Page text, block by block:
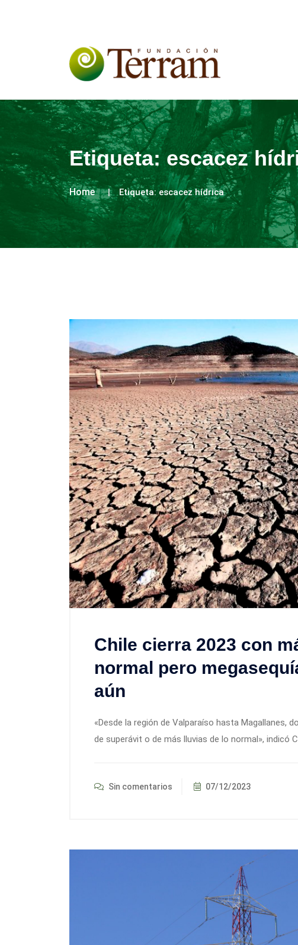
Etiqueta:escacez
Home Etiqueta:escacez hídrica
Chile cierra 2023 con
normal pero
aún
«Desde la región de Valparaíso hasta Magallanes,
de superávit o de más lluvias de lo normal», indicó
Sin comentarios 07/12/2023